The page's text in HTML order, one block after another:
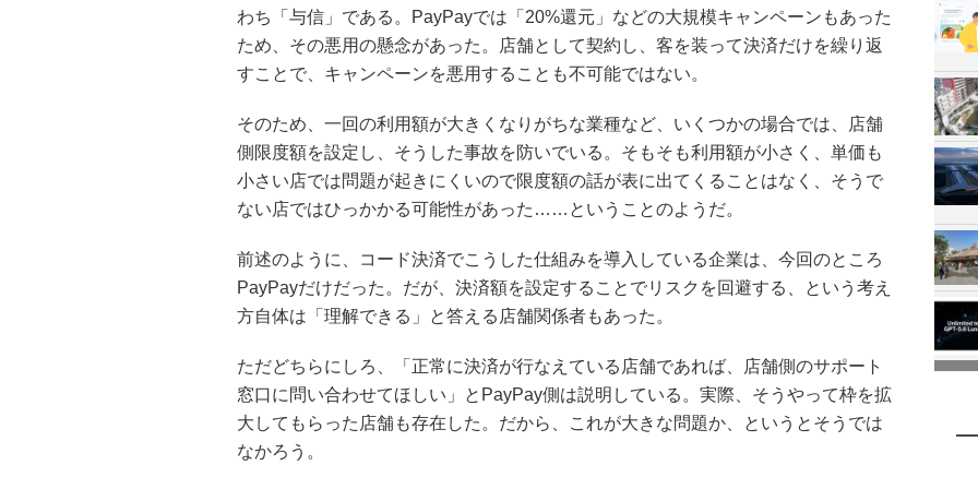
わち「与信」である。PayPayでは「20%還元」などの大規模キャンペーンもあった
ため、その悪用の懸念があった。店舗として契約し、客を装って決済だけを繰り返
すことで、キャンペーンを悪用することも不可能ではない。
そのため、一回の利用額が大きくなりがちな業種など、いくつかの場合では、店舗
側限度額を設定し、そうした事故を防いでいる。そもそも利用額が小さく、単価も
小さい店では問題が起きにくいので限度額の話が表に出てくることはなく、そうで
ない店ではひっかかる可能性があった……ということのようだ。
前述のように、コード決済でこうした仕組みを導入している企業は、今回のところ
PayPayだけだった。だが、決済額を設定することでリスクを回避する、という考え
方自体は「理解できる」と答える店舗関係者もあった。
ただどちらにしろ、「正常に決済が行なえている店舗であれば、店舗側のサポート
窓口に問い合わせてほしい」とPayPay側は説明している。実際、そうやって枠を拡
大してもらった店舗も存在した。だから、これが大きな問題か、というとそうでは
なかろう。